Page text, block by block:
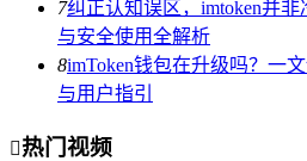
7纠正认知误区，imtoken并
与安全使用全解析
8imToken钱包在升级吗？一
与用户指引
热门视频